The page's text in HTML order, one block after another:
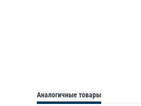
Аналогичные товары